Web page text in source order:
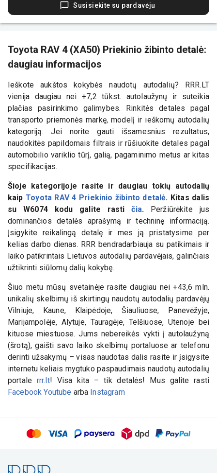
Susisiekite su pardavėju
Toyota RAV 4 (XA50) Priekinio žibinto detalė:
daugiau informacijos
Ieškote aukštos kokybės naudotų autodalių? RRR.LT
vienija daugiau nei +7,2 tūkst. autolaužynų ir suteikia
plačias pasirinkimo galimybes. Rinkitės detales pagal
transporto priemonės markę, modelį ir ieškomų autodalių
kategoriją. Jei norite gauti išsamesnius rezultatus,
naudokitės papildomais filtrais ir rūšiuokite detales pagal
automobilio variklio tūrį, galią, pagaminimo metus ar kitas
specifikacijas.
Šioje kategorijoje rasite ir daugiau tokių autodalių
kaipToyota RAV 4 Priekinio žibinto detalė. Kitas dalis
suW6074kodu galite rastičia. Peržiūrėkite jus
dominančios detalės aprašymą ir techninę informaciją.
Įsigykite reikalingą detalę ir mes ją pristatysime per
kelias darbo dienas. RRR bendradarbiauja su patikimais ir
laiko patikrintais Lietuvos autodalių pardavėjais, galinčiais
užtikrinti siūlomų dalių kokybę.
Šiuo metu mūsų svetainėje rasite daugiau nei +43,6 mln.
unikalių skelbimų iš skirtingų naudotų autodalių pardavėjų
Vilniuje, Kaune, Klaipėdoje, Šiauliuose, Panevėžyje,
Marijampolėje, Alytuje, Tauragėje, Telšiuose, Utenoje bei
kituose miestuose. Jums nebereikės vykti į autolaužyną
(šrotą), gaišti savo laiko skelbimų portaluose ar telefonu
derinti užsakymų – visas naudotas dalis rasite ir įsigysite
internetu keliais mygtuko paspaudimais naudotų autodalių
portale rrr.lt! Visa kita – tik detalės! Mus galite rasti
Facebook Youtube arba Instagram